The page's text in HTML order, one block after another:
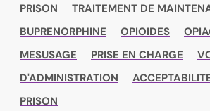
PRISON
TRAITEMENT DE
BUPRENORPHINE
OPIOIDES
MESUSAGE
PRISE EN CHARGE
D'ADMINISTRATION
PRISON